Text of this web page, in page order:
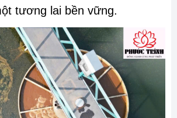
tương lai bền vững.